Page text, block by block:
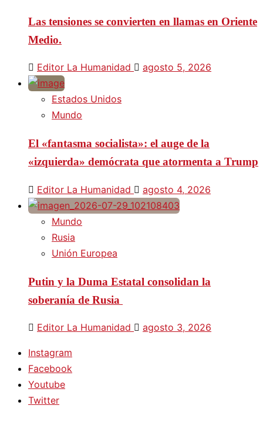
Las tensiones se convierten en llamas en Oriente
Medio.
Editor La Humanidad agosto 5, 2026
Estados Unidos
Mundo
El «fantasma socialista»: el auge de la
«izquierda» demócrata que atormenta a Trump
Editor La Humanidad agosto 4, 2026
Mundo
Rusia
Unión Europea
Putin y la Duma Estatal consolidan la
soberanía de Rusia
Editor La Humanidad agosto 3, 2026
Instagram
Facebook
Youtube
Twitter